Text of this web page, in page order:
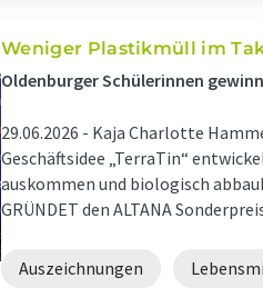
Weniger Plastikmüll im
Oldenburger Schülerinnen
29.06.2026 - Kaja Charlotte
Geschäftsidee „TerraTin“
auskommen und biologisch
GRÜNDET den ALTANA
Auszeichnungen